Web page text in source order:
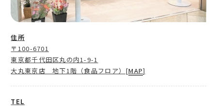
住所
〒100-6701
東京都千代田区丸の内1-9-1
大丸東京店 地下1階（食品フロア）[MAP]
TEL